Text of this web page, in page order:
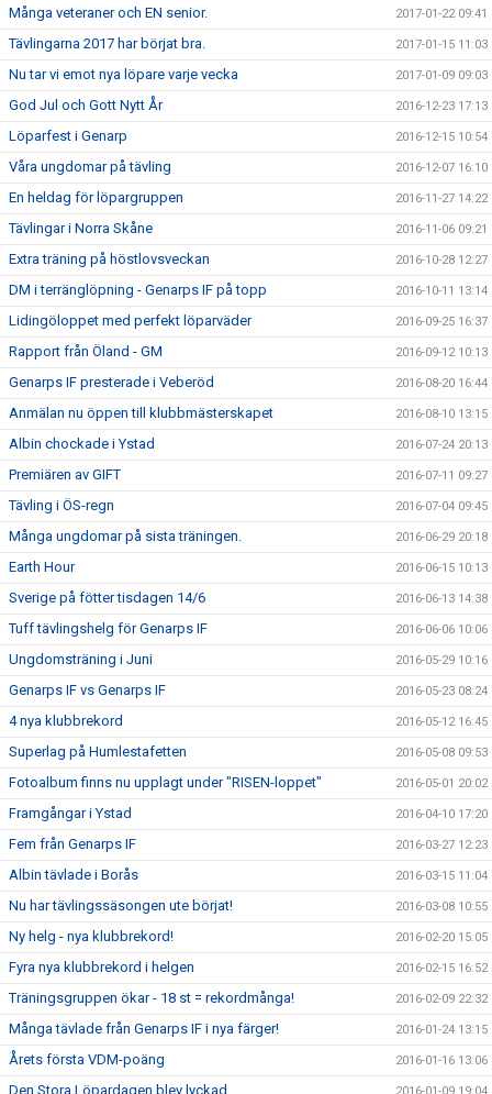
Många veteraner och EN senior. 2017-01-22 09:41
Tävlingarna 2017 har börjat bra. 2017-01-15 11:03
Nu tar vi emot nya löpare varje vecka 2017-01-09 09:03
God Jul och Gott Nytt År 2016-12-23 17:13
Löparfest i Genarp 2016-12-15 10:54
Våra ungdomar på tävling 2016-12-07 16:10
En heldag för löpargruppen 2016-11-27 14:22
Tävlingar i Norra Skåne 2016-11-06 09:21
Extra träning på höstlovsveckan 2016-10-28 12:27
DM i terränglöpning - Genarps IF på topp 2016-10-11 13:14
Lidingöloppet med perfekt löparväder 2016-09-25 16:37
Rapport från Öland - GM 2016-09-12 10:13
Genarps IF presterade i Veberöd 2016-08-20 16:44
Anmälan nu öppen till klubbmästerskapet 2016-08-10 13:15
Albin chockade i Ystad 2016-07-24 20:13
Premiären av GIFT 2016-07-11 09:27
Tävling i ÖS-regn 2016-07-04 09:45
Många ungdomar på sista träningen. 2016-06-29 20:18
Earth Hour 2016-06-15 10:13
Sverige på fötter tisdagen 14/6 2016-06-13 14:38
Tuff tävlingshelg för Genarps IF 2016-06-06 10:06
Ungdomsträning i Juni 2016-05-29 10:16
Genarps IF vs Genarps IF 2016-05-23 08:24
4 nya klubbrekord 2016-05-12 16:45
Superlag på Humlestafetten 2016-05-08 09:53
Fotoalbum finns nu upplagt under "RISEN-loppet" 2016-05-01 20:02
Framgångar i Ystad 2016-04-10 17:20
Fem från Genarps IF 2016-03-27 12:23
Albin tävlade i Borås 2016-03-15 11:04
Nu har tävlingssäsongen ute börjat! 2016-03-08 10:55
Ny helg - nya klubbrekord! 2016-02-20 15:05
Fyra nya klubbrekord i helgen 2016-02-15 16:52
Träningsgruppen ökar - 18 st = rekordmånga! 2016-02-09 22:32
Många tävlade från Genarps IF i nya färger! 2016-01-24 13:15
Årets första VDM-poäng 2016-01-16 13:06
Den Stora Löpardagen blev lyckad